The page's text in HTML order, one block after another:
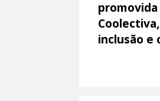
inclusão e